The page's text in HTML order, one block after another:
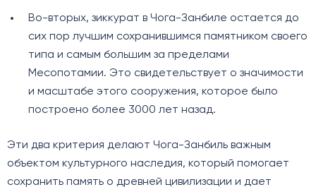
Во-вторых, зиккурат в Чога-Занбиле остается до
сих пор лучшим сохранившимся памятником своего
типа и самым большим за пределами
Месопотамии. Это свидетельствует о значимости
и масштабе этого сооружения, которое было
построено более 3000 лет назад.
Эти два критерия делают Чога-Занбиль важным
объектом культурного наследия, который помогает
сохранить память о древней цивилизации и дает